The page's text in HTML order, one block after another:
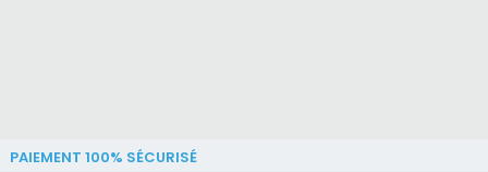
PAIEMENT 100% SÉCURISÉ